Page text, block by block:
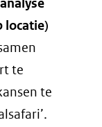
locatie)
te
te